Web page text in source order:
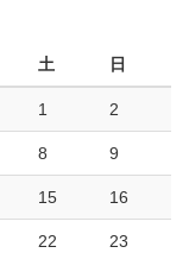
土 日
1 2
8 9
15 16
22 23